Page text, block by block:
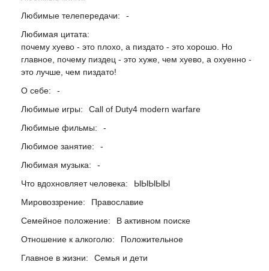
Любимые телепередачи:
-
Любимая цитата:
почему хyево - это плохо, а пиздато - это хорошо. Но
главное, почему пиздец - это хуже, чем хуево, а охyенно -
это лучше, чем пиздато!
О себе:
-
Любимые игры:
Call of Duty4 modern warfare
Любимые фильмы:
-
Любимое занятие:
-
Любимая музыка:
-
Что вдохновляет человека:
ЫЫЫЫЫ
Мировоззрение:
Православие
Семейное положение:
В активном поиске
Отношение к алкоголю:
Положительное
Главное в жизни:
Семья и дети